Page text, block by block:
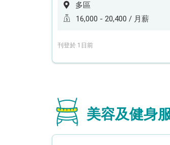
多區
16,000 - 20,400 / 月薪
刊登於 1日前
美容及健身